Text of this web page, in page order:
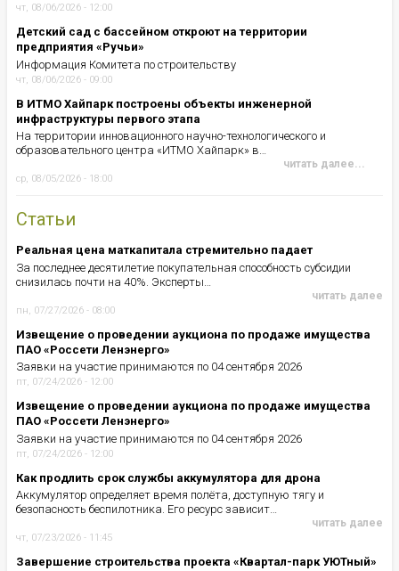
чт, 08/06/2026 - 12:00
Детский сад с бассейном откроют на территории
предприятия «Ручьи»
Информация Комитета по строительству
чт, 08/06/2026 - 09:00
В ИТМО Хайпарк построены объекты инженерной
инфраструктуры первого этапа
На территории инновационного научно-технологического и
образовательного центра «ИТМО Хайпарк» в…
читать далее...
ср, 08/05/2026 - 18:00
Статьи
Реальная цена маткапитала стремительно падает
За последнее десятилетие покупательная способность субсидии
снизилась почти на 40%. Эксперты…
читать далее
пн, 07/27/2026 - 08:00
Извещение о проведении аукциона по продаже имущества
ПАО «Россети Ленэнерго»
Заявки на участие принимаются по 04 сентября 2026
пт, 07/24/2026 - 12:00
Извещение о проведении аукциона по продаже имущества
ПАО «Россети Ленэнерго»
Заявки на участие принимаются по 04 сентября 2026
пт, 07/24/2026 - 12:00
Как продлить срок службы аккумулятора для дрона
Аккумулятор определяет время полёта, доступную тягу и
безопасность беспилотника. Его ресурс зависит…
читать далее
чт, 07/23/2026 - 11:45
Завершение строительства проекта «Квартал-парк УЮТный»